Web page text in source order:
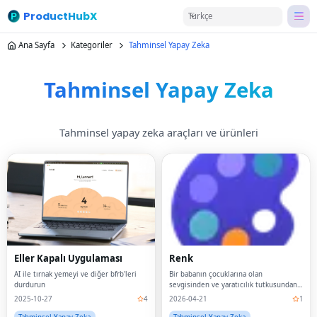
ProductHubX Türkçe
Ana Sayfa Kategoriler Tahminsel Yapay Zeka
Tahminsel Yapay Zeka
Tahminsel yapay zeka araçları ve ürünleri
Eller Kapalı Uygulaması
AI ile tırnak yemeyi ve diğer bfrb'leri
durdurun
2025-10-27
4
Renk
Bir babanın çocuklarına olan
sevgisinden ve yaratıcılık tutkusundan
doğan bir platform olan ColorArt.AI'ye
2026-04-21
1